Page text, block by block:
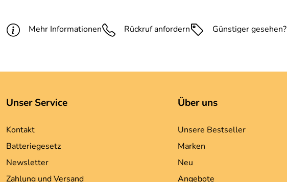
Mehr Informationen Rückruf anfordern Günstiger gesehen?
Unser Service
Kontakt
Batteriegesetz
Newsletter
Zahlung und Versand
Über uns
Unsere Bestseller
Marken
Neu
Angebote